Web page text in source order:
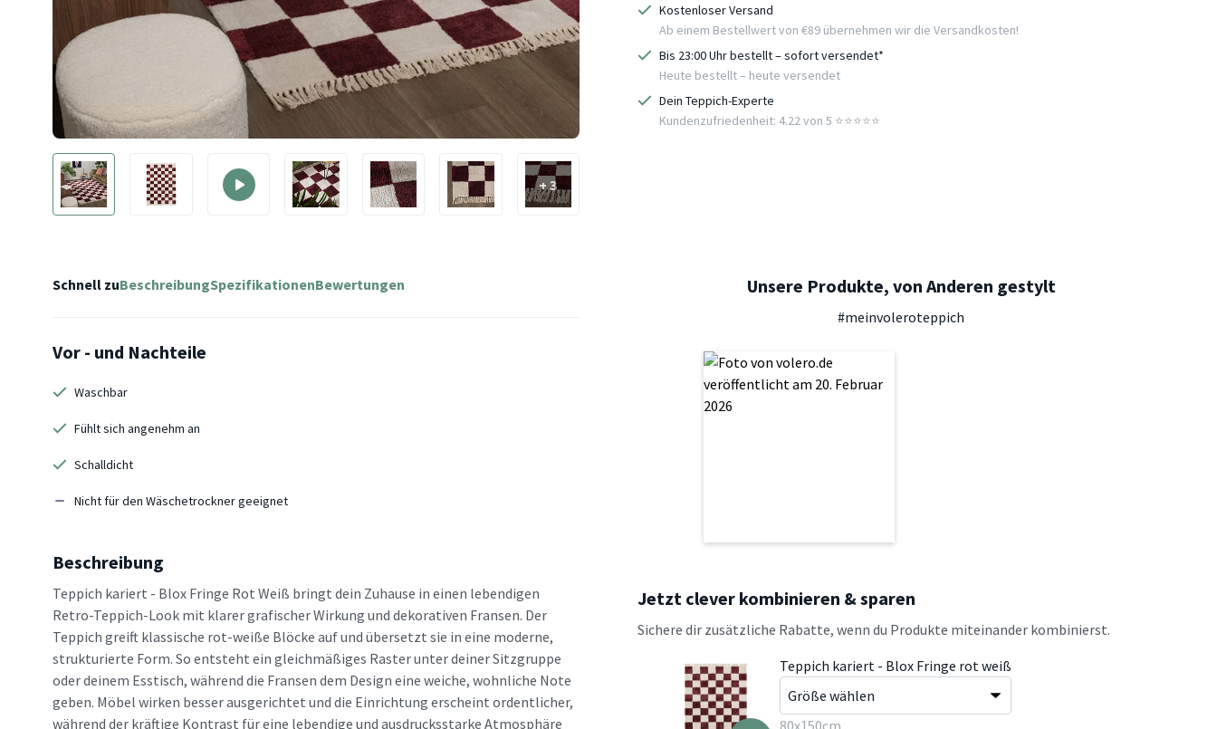
+ 3
Kostenloser Versand
Ab einem Bestellwert von €89 übernehmen wir die Versandkosten!
Bis 23:00 Uhr bestellt – sofort versendet*
Heute bestellt – heute versendet
Dein Teppich-Experte
Kundenzufriedenheit: 4.22 von 5 ⭐️⭐️⭐️⭐️⭐️
Schnell zuBeschreibungSpezifikationenBewertungen
Vor - und Nachteile
Waschbar
Fühlt sich angenehm an
Schalldicht
Nicht für den Wäschetrockner geeignet
Beschreibung
Teppich kariert - Blox Fringe Rot Weiß bringt dein Zuhause in einen lebendigen
Retro-Teppich-Look mit klarer grafischer Wirkung und dekorativen Fransen. Der
Teppich greift klassische rot-weiße Blöcke auf und übersetzt sie in eine moderne,
strukturierte Form. So entsteht ein gleichmäßiges Raster unter deiner Sitzgruppe
oder deinem Esstisch, während die Fransen dem Design eine weiche, wohnliche Note
geben. Möbel wirken besser ausgerichtet und die Einrichtung erscheint ordentlicher,
während der kräftige Kontrast für eine lebendige und ausdrucksstarke Atmosphäre
Unsere Produkte, von Anderen gestylt
#meinvoleroteppich
Jetzt clever kombinieren & sparen
Sichere dir zusätzliche Rabatte, wenn du Produkte miteinander kombinierst.
Teppich kariert - Blox Fringe rot weiß